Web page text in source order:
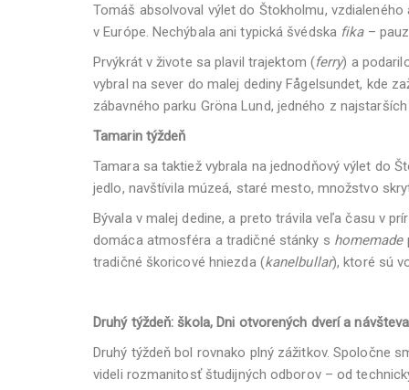
Tomáš absolvoval výlet do Štokholmu,
v Európe. Nechýbala ani typická švédska fika–
Prvýkrát v živote sa plavil trajektom (ferry) a
vybral na sever do malej dediny Fågelsundet, kde
zábavného parku Gröna Lund, jedného z najstarších
Tamarin týždeň
Tamara sa taktiež vybrala na jednodňový výlet do
jedlo, navštívila múzeá, staré mesto, množstvo
Bývala v malej dedine, a preto trávila veľa času v
domáca atmosféra a tradičné stánky s homemade
tradičné škoricové hniezda (kanelbullar), ktoré sú
Druhý týždeň: škola, Dni otvorených dverí a
Druhý týždeň bol rovnako plný zážitkov. Spoločne
videli rozmanitosť študijných odborov – od